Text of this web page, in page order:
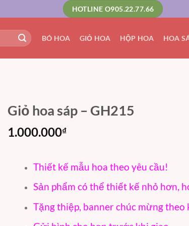
HOTLINE O905.22.77.66
BÓ HOA GIỎ HOA HỘP HOA HOA
Giỏ hoa sáp – GH215
1.000.000₫
Thiết kế mẫu hoa theo yêu cầu!
Sản phẩm có thể thiết kế nhỏ hơn,
Tặng thiệp, banner chúc mừng theo